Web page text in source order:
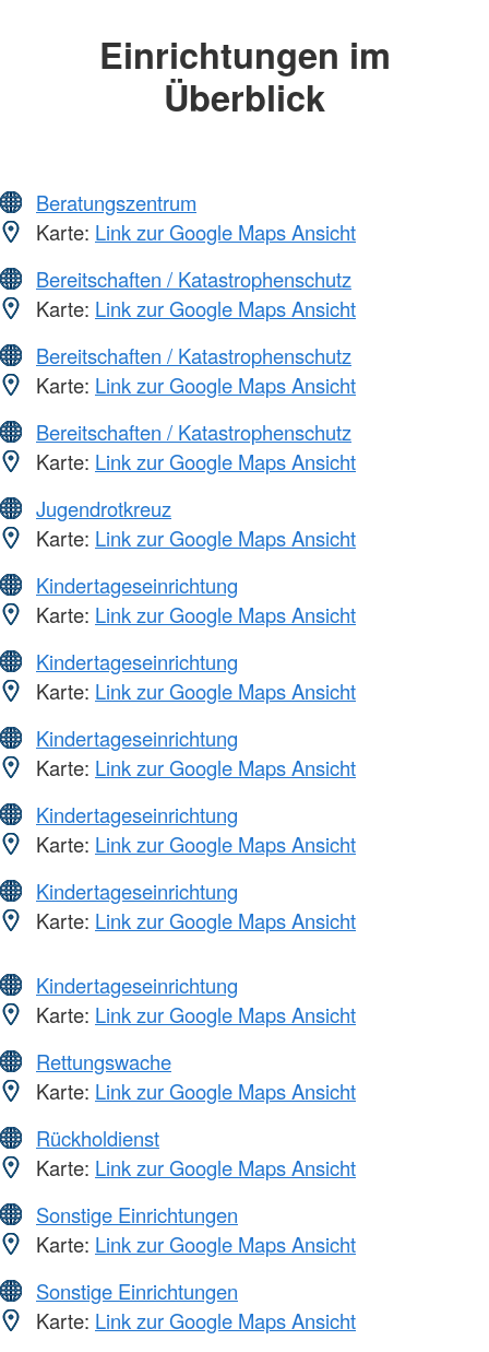
Einrichtungen im
Überblick
Beratungszentrum
Karte: Link zur Google Maps Ansicht
Bereitschaften / Katastrophenschutz
Karte: Link zur Google Maps Ansicht
Bereitschaften / Katastrophenschutz
Karte: Link zur Google Maps Ansicht
Bereitschaften / Katastrophenschutz
Karte: Link zur Google Maps Ansicht
Jugendrotkreuz
Karte: Link zur Google Maps Ansicht
Kindertageseinrichtung
Karte: Link zur Google Maps Ansicht
Kindertageseinrichtung
Karte: Link zur Google Maps Ansicht
Kindertageseinrichtung
Karte: Link zur Google Maps Ansicht
Kindertageseinrichtung
Karte: Link zur Google Maps Ansicht
Kindertageseinrichtung
Karte: Link zur Google Maps Ansicht
Kindertageseinrichtung
Karte: Link zur Google Maps Ansicht
Rettungswache
Karte: Link zur Google Maps Ansicht
Rückholdienst
Karte: Link zur Google Maps Ansicht
Sonstige Einrichtungen
Karte: Link zur Google Maps Ansicht
Sonstige Einrichtungen
Karte: Link zur Google Maps Ansicht